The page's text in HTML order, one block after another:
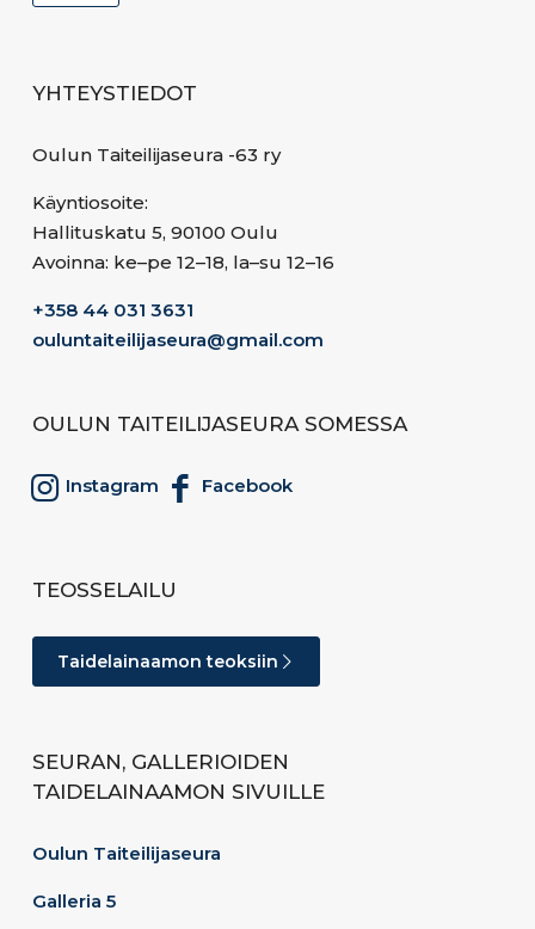
YHTEYSTIEDOT
Oulun Taiteilijaseura -63 ry
Käyntiosoite:
Hallituskatu 5, 90100 Oulu
Avoinna: ke–pe 12–18, la–su 12–16
+358 44 031 3631
ouluntaiteilijaseura@gmail.com
OULUN TAITEILIJASEURA SOMESSA
Instagram Facebook
TEOSSELAILU
Taidelainaamon teoksiin
SEURAN, GALLERIOIDEN
TAIDELAINAAMON SIVUILLE
Oulun Taiteilijaseura
Galleria 5